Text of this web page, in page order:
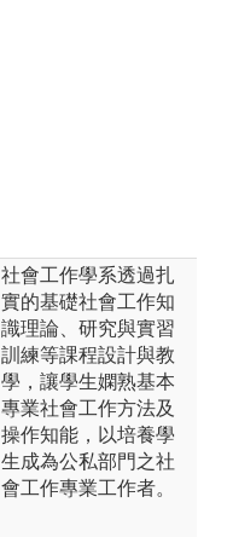
社會工作學系透過扎
實的基礎社會工作知
識理論、研究與實習
訓練等課程設計與教
學，讓學生嫻熟基本
專業社會工作方法及
操作知能，以培養學
生成為公私部門之社
會工作專業工作者。